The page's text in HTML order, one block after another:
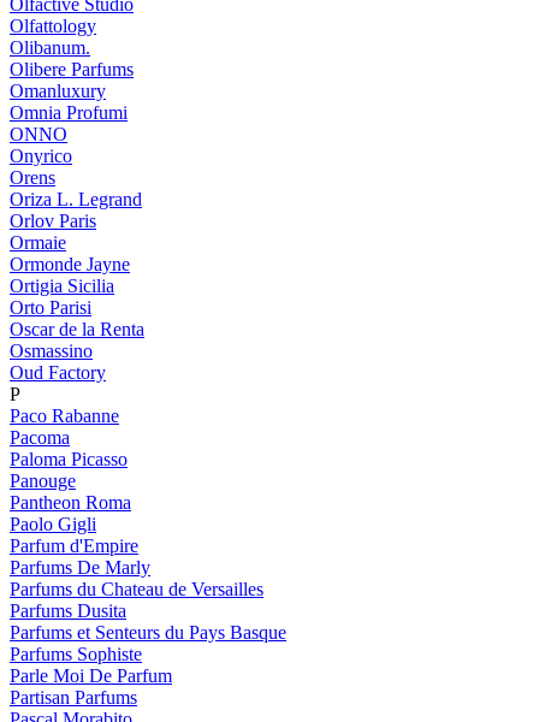
Olfactive Studio
Olfattology
Olibanum.
Olibere Parfums
Omanluxury
Omnia Profumi
ONNO
Onyrico
Orens
Oriza L. Legrand
Orlov Paris
Ormaie
Ormonde Jayne
Ortigia Sicilia
Orto Parisi
Oscar de la Renta
Osmassino
Oud Factory
P
Paco Rabanne
Pacoma
Paloma Picasso
Panouge
Pantheon Roma
Paolo Gigli
Parfum d'Empire
Parfums De Marly
Parfums du Chateau de Versailles
Parfums Dusita
Parfums et Senteurs du Pays Basque
Parfums Sophiste
Parle Moi De Parfum
Partisan Parfums